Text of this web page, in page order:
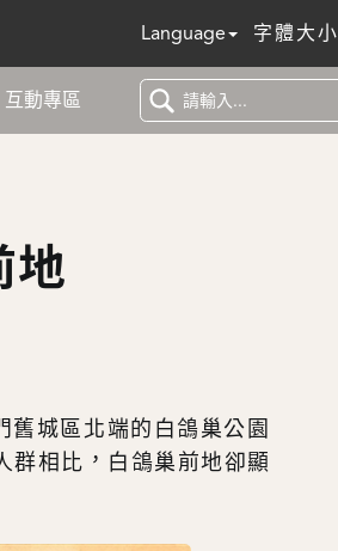
Language 字體大小
互動專區
地
城區北端的白鴿巢公園
群相比，白鴿巢前地卻顯